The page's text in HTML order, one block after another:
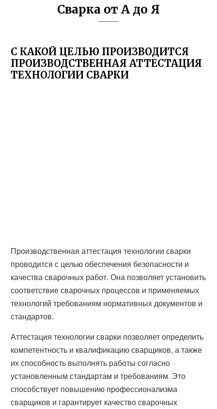
Сварка от А до Я
С КАКОЙ ЦЕЛЬЮ ПРОИЗВОДИТСЯ
ПРОИЗВОДСТВЕННАЯ АТТЕСТАЦИЯ
ТЕХНОЛОГИИ СВАРКИ
Производственная аттестация технологии сварки
проводится с целью обеспечения безопасности и
качества сварочных работ. Она позволяет установить
соответствие сварочных процессов и применяемых
технологий требованиям нормативных документов и
стандартов.
Аттестация технологии сварки позволяет определить
компетентность и квалификацию сварщиков, а также
их способность выполнять работы согласно
установленным стандартам и требованиям. Это
способствует повышению профессионализма
сварщиков и гарантирует качество сварочных